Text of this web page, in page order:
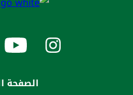
الصفحة